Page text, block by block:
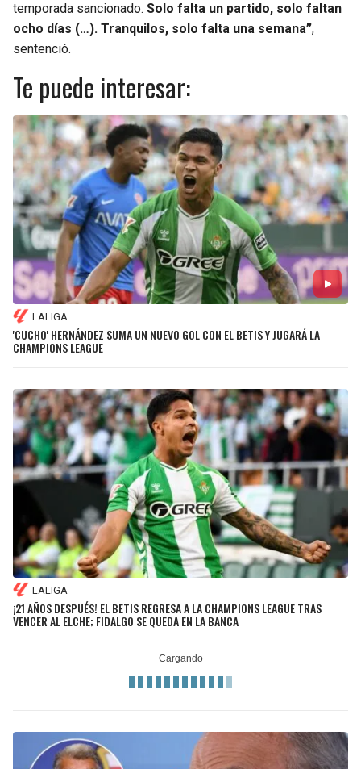
temporada sancionado. Solo falta un partido, solo faltan
ocho días (…). Tranquilos, solo falta una semana”,
sentenció.
Te puede interesar:
LALIGA
'CUCHO' HERNÁNDEZ SUMA UN NUEVO GOL CON EL BETIS Y JUGARÁ LA
CHAMPIONS LEAGUE
LALIGA
¡21 AÑOS DESPUÉS! EL BETIS REGRESA A LA CHAMPIONS LEAGUE TRAS
VENCER AL ELCHE; FIDALGO SE QUEDA EN LA BANCA